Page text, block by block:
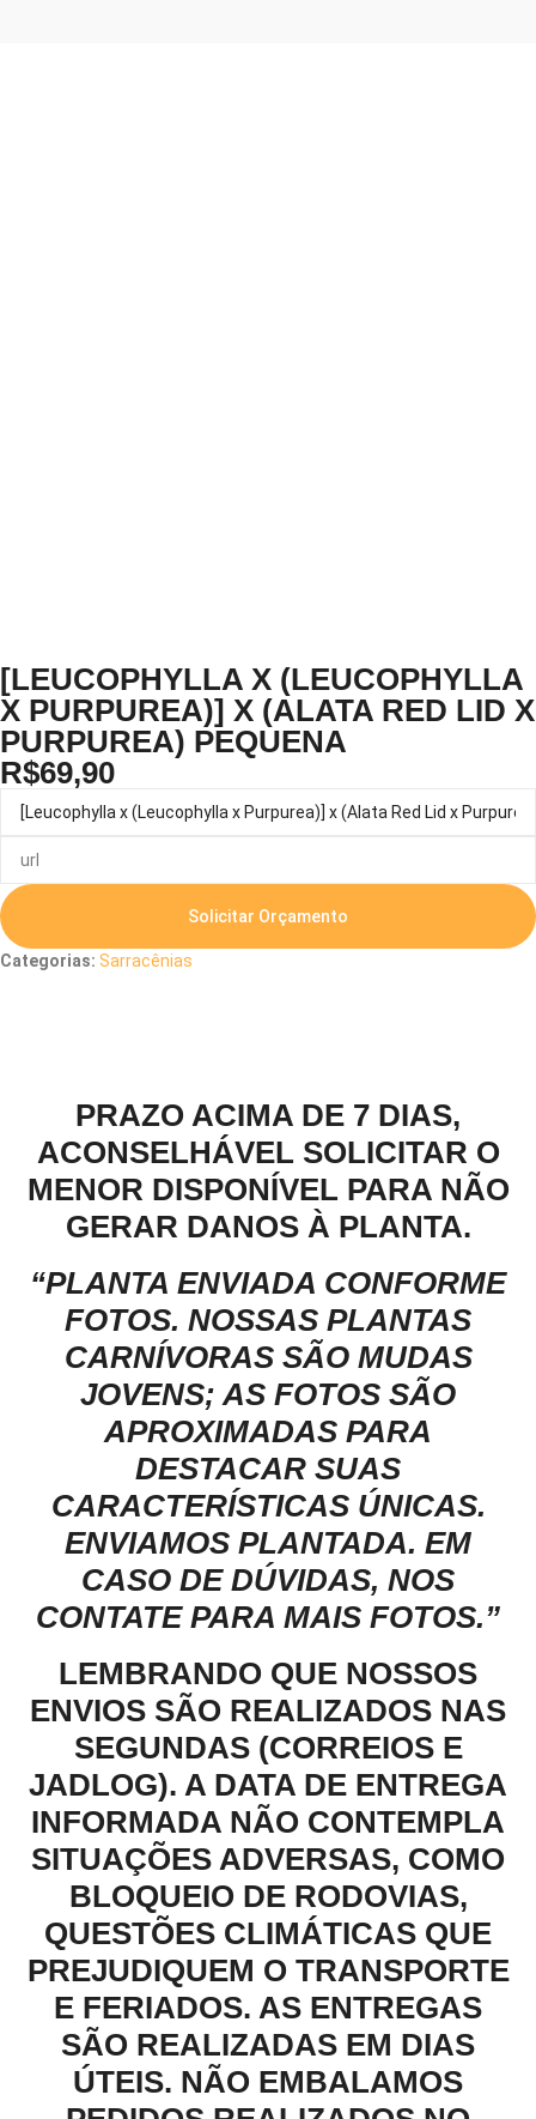
[LEUCOPHYLLA X (LEUCOPHYLLA
X PURPUREA)] X (ALATA RED LID X
PURPUREA) PEQUENA
R$69,90
Solicitar Orçamento
Categorias: Sarracênias
PRAZO ACIMA DE 7 DIAS,
ACONSELHÁVEL SOLICITAR O
MENOR DISPONÍVEL PARA NÃO
GERAR DANOS À PLANTA.
“PLANTA ENVIADA CONFORME
FOTOS. NOSSAS PLANTAS
CARNÍVORAS SÃO MUDAS
JOVENS; AS FOTOS SÃO
APROXIMADAS PARA
DESTACAR SUAS
CARACTERÍSTICAS ÚNICAS.
ENVIAMOS PLANTADA. EM
CASO DE DÚVIDAS, NOS
CONTATE PARA MAIS FOTOS.”
LEMBRANDO QUE NOSSOS
ENVIOS SÃO REALIZADOS NAS
SEGUNDAS (CORREIOS E
JADLOG). A DATA DE ENTREGA
INFORMADA NÃO CONTEMPLA
SITUAÇÕES ADVERSAS, COMO
BLOQUEIO DE RODOVIAS,
QUESTÕES CLIMÁTICAS QUE
PREJUDIQUEM O TRANSPORTE
E FERIADOS. AS ENTREGAS
SÃO REALIZADAS EM DIAS
ÚTEIS. NÃO EMBALAMOS